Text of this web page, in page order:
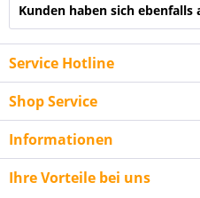
Kunden haben sich ebenfalls
Service Hotline
Shop Service
Informationen
Ihre Vorteile bei uns